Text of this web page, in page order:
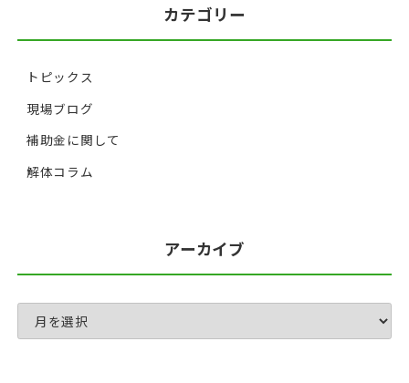
カテゴリー
トピックス
現場ブログ
補助金に関して
解体コラム
アーカイブ